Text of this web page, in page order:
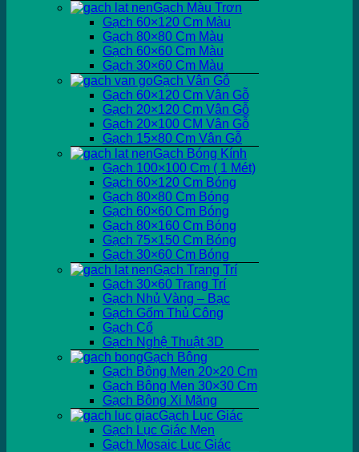
Gạch Màu Trơn
Gạch 60×120 Cm Màu
Gạch 80×80 Cm Màu
Gạch 60×60 Cm Màu
Gạch 30×60 Cm Màu
Gạch Vân Gỗ
Gạch 60×120 Cm Vân Gỗ
Gạch 20×120 Cm Vân Gỗ
Gạch 20×100 CM Vân Gỗ
Gạch 15×80 Cm Vân Gỗ
Gạch Bóng Kính
Gạch 100×100 Cm ( 1 Mét)
Gạch 60×120 Cm Bóng
Gạch 80×80 Cm Bóng
Gạch 60×60 Cm Bóng
Gạch 80×160 Cm Bóng
Gạch 75×150 Cm Bóng
Gạch 30×60 Cm Bóng
Gạch Trang Trí
Gạch 30×60 Trang Trí
Gạch Nhủ Vàng – Bạc
Gạch Gốm Thủ Công
Gạch Cổ
Gạch Nghệ Thuật 3D
Gạch Bông
Gạch Bông Men 20×20 Cm
Gạch Bông Men 30×30 Cm
Gạch Bông Xi Măng
Gạch Lục Giác
Gạch Lục Giác Men
Gạch Mosaic Lục Giác